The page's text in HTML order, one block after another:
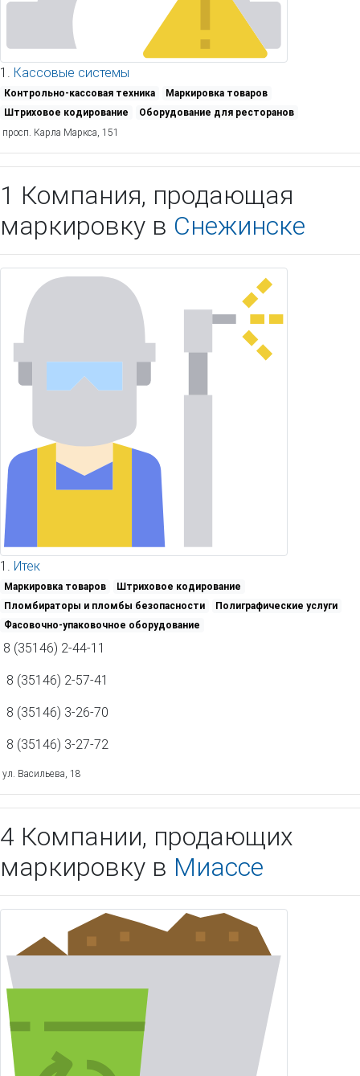
1. Кассовые системы
Контрольно-кассовая техника
Маркировка товаров
Штриховое кодирование
Оборудование для ресторанов
просп. Карла Маркса, 151
1 Компания, продающая
маркировку в Снежинске
1. Итек
Маркировка товаров
Штриховое кодирование
Пломбираторы и пломбы безопасности
Полиграфические услуги
Фасовочно-упаковочное оборудование
8 (35146) 2-44-11
8 (35146) 2-57-41
8 (35146) 3-26-70
8 (35146) 3-27-72
ул. Васильева, 18
4 Компании, продающих
маркировку в Миассе